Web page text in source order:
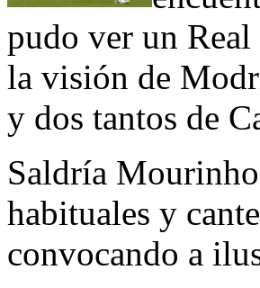
pudo ver un
la visión de
y dos tantos de
Saldría
habituales y
convocando a